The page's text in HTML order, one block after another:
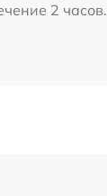
2 часов.